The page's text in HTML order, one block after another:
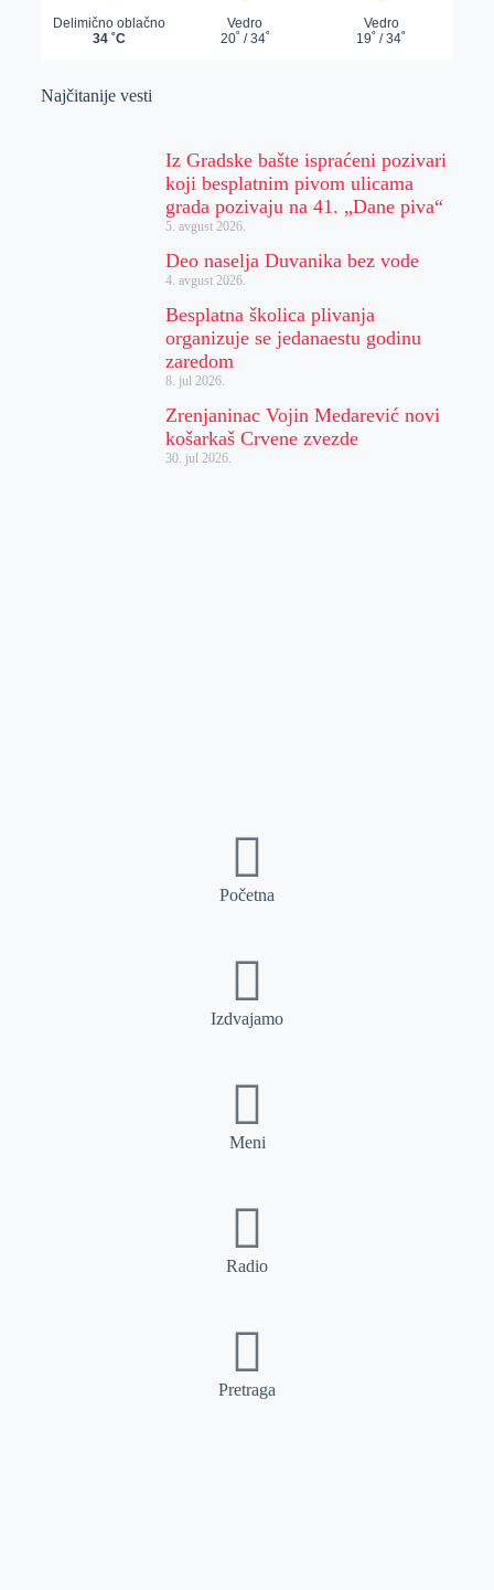
Najčitanije vesti
Iz Gradske bašte ispraćeni pozivari
koji besplatnim pivom ulicama
grada pozivaju na 41. „Dane piva“
5. avgust 2026.
Deo naselja Duvanika bez vode
4. avgust 2026.
Besplatna školica plivanja
organizuje se jedanaestu godinu
zaredom
8. jul 2026.
Zrenjaninac Vojin Medarević novi
košarkaš Crvene zvezde
30. jul 2026.
Početna
Izdvajamo
Meni
Radio
Pretraga